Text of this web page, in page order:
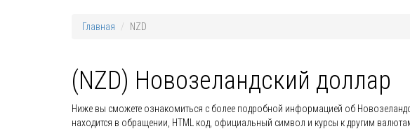
Главная NZD
(NZD) Новозеландский доллар
Ниже вы сможете ознакомиться с более подробной информацией об
находится в обращении, HTML код, официальный символ и курсы к другим